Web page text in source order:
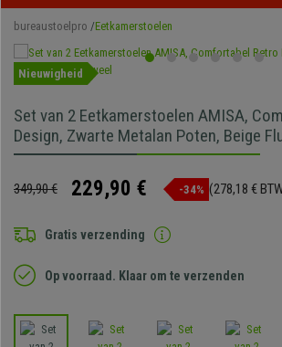
bureaustoelpro Eetkamerstoelen
Nieuwigheid
Set van 2 Eetkamerstoelen AMISA,
Design, Zwarte Metalan Poten, Beige
349,90 € 229,90 € -34% (278,18 €
Gratis verzending
Op voorraad. Klaar om te verzenden